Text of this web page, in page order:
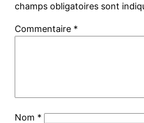
champs obligatoires sont
Commentaire *
Nom *